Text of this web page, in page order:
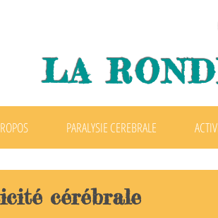
LA
PARALYSIE CEREBRALE
cérébrale